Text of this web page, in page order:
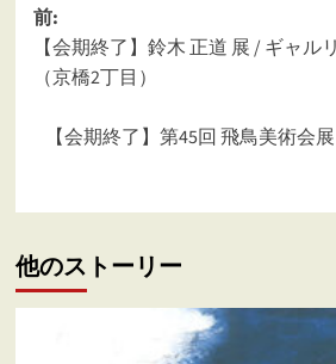
投
稿
ナ
ビ
ー
シ
ョ
前:
【会期終了】鈴木 正道 展 / ギャル
（京橋2丁目）
【会期終了】第45回 飛鳥美術会
他のストーリー